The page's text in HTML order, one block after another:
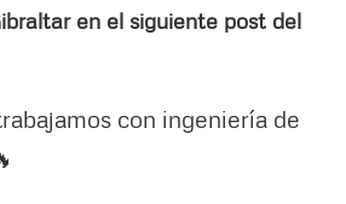
en el siguiente post del
con ingeniería de